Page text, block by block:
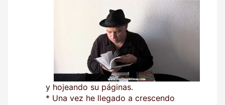
y hojeando su páginas.
* Una vez he llegado a crescendo